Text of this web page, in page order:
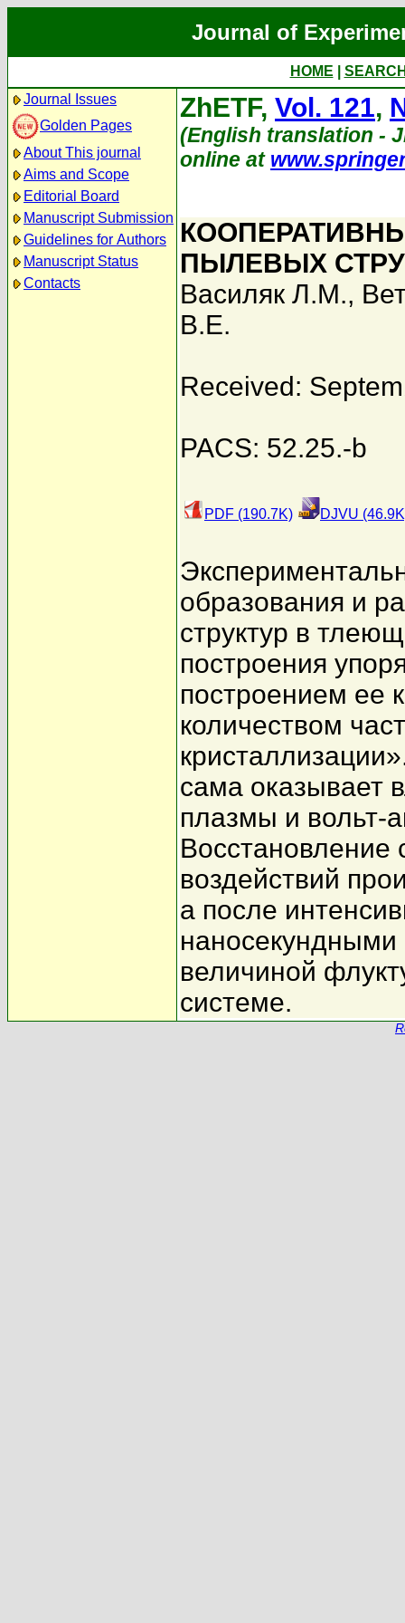
Journal of
HOME
Journal Issues
Golden Pages
About This journal
Aims and Scope
Editorial Board
Manuscript Submission
Guidelines for Authors
Manuscript Status
Contacts
ZhETF, Vol. 121,
(English translation -
online at
ПЫЛЕВЫХ
Василяк Л.М.,
В.Е.
Received:
PACS: 52.25.-b
PDF (190.7K) DJVU
образования и
структур в
построения
построением ее
количеством
сама оказывает
плазмы и вольт-
Восстановление
воздействий
а после
наносекундными
величиной
системе.